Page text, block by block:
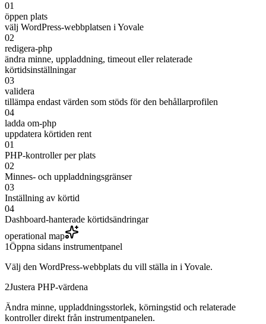
01
öppen plats
välj WordPress-webbplatsen i Yovale
02
redigera-php
ändra minne, uppladdning, timeout eller relaterade
körtidsinställningar
03
validera
tillämpa endast värden som stöds för den behållarprofilen
04
ladda om-php
uppdatera körtiden rent
01
PHP-kontroller per plats
02
Minnes- och uppladdningsgränser
03
Inställning av körtid
04
Dashboard-hanterade körtidsändringar
operational map
1Öppna sidans instrumentpanel
Välj den WordPress-webbplats du vill ställa in i Yovale.
2Justera PHP-värdena
Ändra minne, uppladdningsstorlek, körningstid och relaterade
kontroller direkt från instrumentpanelen.